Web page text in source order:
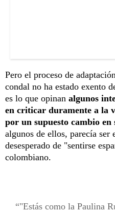
Pero el proceso de
condal no ha estado exento
es lo que opinan algunos
en criticar duramente a la
por un supuesto cambio en
algunos de ellos, parecía ser
desesperado de "sentirse
colombiano.
"Estás como la Paulina